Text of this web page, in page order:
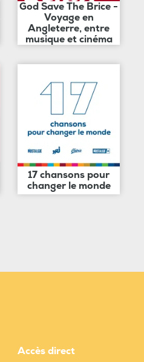
God Save The Brice -
Voyage en
Angleterre, entre
musique et cinéma
17 chansons pour
changer le monde
Accès direct